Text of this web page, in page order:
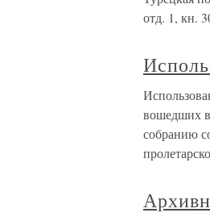
отд. 1, кн.
вошедших
собранию